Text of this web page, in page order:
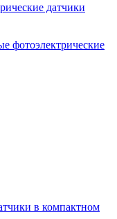
датчики
фотоэлектрические
в компактном